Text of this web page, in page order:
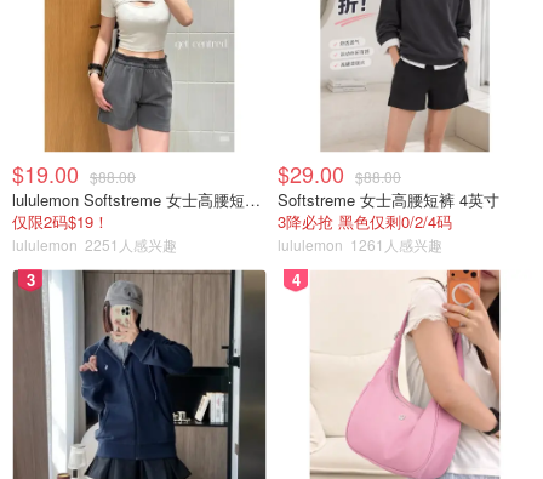
$19.00 $88.00
lululemon Softstreme 女士高腰短裤 10cm
仅限2码$19！
lululemon 2251人感兴趣
$29.00 $88.00
Softstreme 女士高腰短裤 4英寸
3降必抢 黑色仅剩0/2/4码
lululemon 1261人感兴趣
3 4